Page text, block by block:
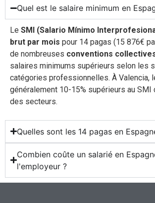
Quel est le salaire minimum en
Le SMI (Salario Mínimo
brut par mois pour 14 pagas (15 876€
de nombreuses conventions
salaires minimums supérieurs selon les
catégories professionnelles. À Valencia,
généralement 10-15% supérieurs au SMI
des secteurs.
Quelles sont les 14 pagas en
Combien coûte un salarié en
l'employeur ?